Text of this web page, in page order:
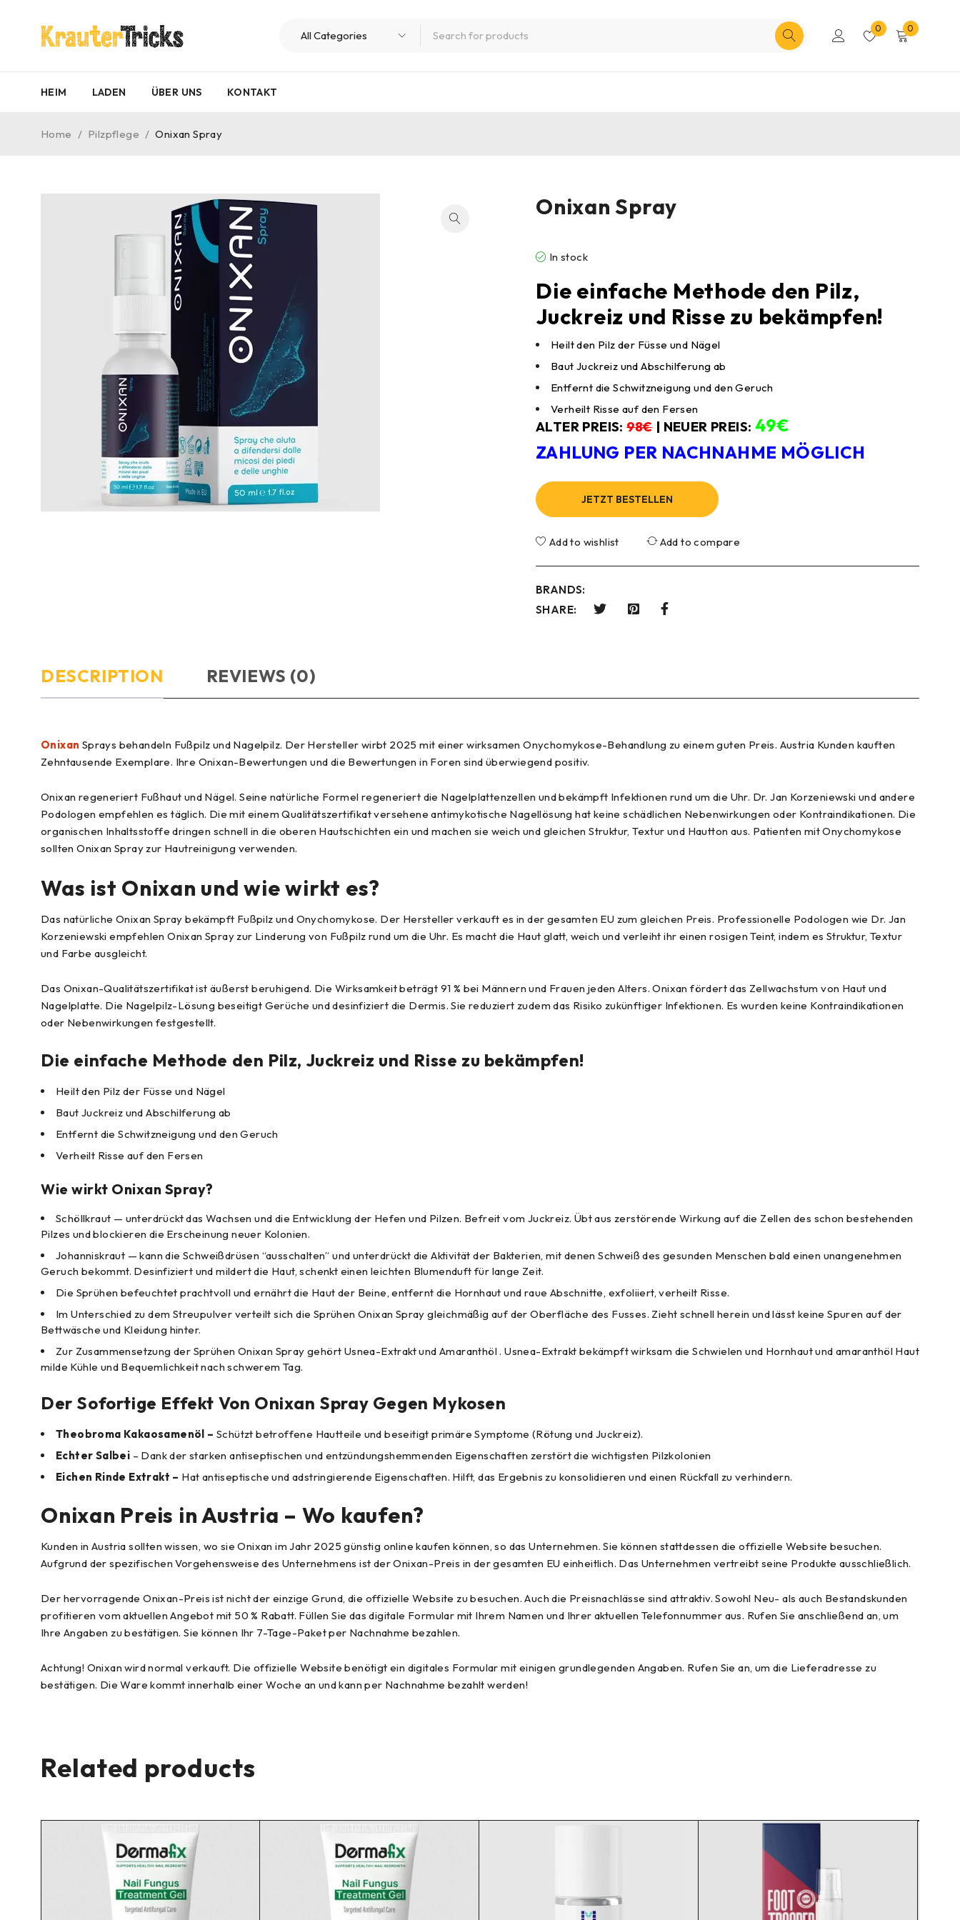
0 0
HEIM LADEN ÜBER UNS KONTAKT
Home / Pilzpflege / Onixan Spray
Onixan Spray
In stock
Die einfache Methode den Pilz,
Juckreiz und Risse zu bekämpfen!
Heilt den Pilz der Füsse und Nägel
Baut Juckreiz und Abschilferung ab
Entfernt die Schwitzneigung und den Geruch
Verheilt Risse auf den Fersen
ALTER PREIS:98€| NEUER PREIS: 49€
ZAHLUNG PER NACHNAHME MÖGLICH
JETZT BESTELLEN
Add to wishlist Add to compare
BRANDS:
SHARE:
DESCRIPTION REVIEWS (0)
Onixan Sprays behandeln Fußpilz und Nagelpilz. Der Hersteller wirbt 2025 mit einer wirksamen Onychomykose-Behandlung zu einem guten Preis. Austria Kunden kauften
Zehntausende Exemplare. Ihre Onixan-Bewertungen und die Bewertungen in Foren sind überwiegend positiv.
Onixan regeneriert Fußhaut und Nägel. Seine natürliche Formel regeneriert die Nagelplattenzellen und bekämpft Infektionen rund um die Uhr. Dr. Jan Korzeniewski und andere
Podologen empfehlen es täglich. Die mit einem Qualitätszertifikat versehene antimykotische Nagellösung hat keine schädlichen Nebenwirkungen oder Kontraindikationen. Die
organischen Inhaltsstoffe dringen schnell in die oberen Hautschichten ein und machen sie weich und gleichen Struktur, Textur und Hautton aus. Patienten mit Onychomykose
sollten Onixan Spray zur Hautreinigung verwenden.
Was ist Onixan und wie wirkt es?
Das natürliche Onixan Spray bekämpft Fußpilz und Onychomykose. Der Hersteller verkauft es in der gesamten EU zum gleichen Preis. Professionelle Podologen wie Dr. Jan
Korzeniewski empfehlen Onixan Spray zur Linderung von Fußpilz rund um die Uhr. Es macht die Haut glatt, weich und verleiht ihr einen rosigen Teint, indem es Struktur, Textur
und Farbe ausgleicht.
Das Onixan-Qualitätszertifikat ist äußerst beruhigend. Die Wirksamkeit beträgt 91 % bei Männern und Frauen jeden Alters. Onixan fördert das Zellwachstum von Haut und
Nagelplatte. Die Nagelpilz-Lösung beseitigt Gerüche und desinfiziert die Dermis. Sie reduziert zudem das Risiko zukünftiger Infektionen. Es wurden keine Kontraindikationen
oder Nebenwirkungen festgestellt.
Die einfache Methode den Pilz, Juckreiz und Risse zu bekämpfen!
Heilt den Pilz der Füsse und Nägel
Baut Juckreiz und Abschilferung ab
Entfernt die Schwitzneigung und den Geruch
Verheilt Risse auf den Fersen
Wie wirkt Onixan Spray?
Schöllkraut — unterdrückt das Wachsen und die Entwicklung der Hefen und Pilzen. Befreit vom Juckreiz. Übt aus zerstörende Wirkung auf die Zellen des schon bestehenden
Pilzes und blockieren die Erscheinung neuer Kolonien.
Johanniskraut — kann die Schweißdrüsen “ausschalten” und unterdrückt die Aktivität der Bakterien, mit denen Schweiß des gesunden Menschen bald einen unangenehmen
Geruch bekommt. Desinfiziert und mildert die Haut, schenkt einen leichten Blumenduft für lange Zeit.
Die Sprühen befeuchtet prachtvoll und ernährt die Haut der Beine, entfernt die Hornhaut und raue Abschnitte, exfoliiert, verheilt Risse.
Im Unterschied zu dem Streupulver verteilt sich die Sprühen Onixan Spray gleichmäßig auf der Oberfläche des Fusses. Zieht schnell herein und lässt keine Spuren auf der
Bettwäsche und Kleidung hinter.
Zur Zusammensetzung der Sprühen Onixan Spray gehört Usnea-Extrakt und Amaranthöl . Usnea-Extrakt bekämpft wirksam die Schwielen und Hornhaut und amaranthöl Haut
milde Kühle und Bequemlichkeit nach schwerem Tag.
Der Sofortige Effekt Von Onixan Spray Gegen Mykosen
Theobroma Kakaosamenöl – Schützt betroffene Hautteile und beseitigt primäre Symptome (Rötung und Juckreiz).
Echter Salbei – Dank der starken antiseptischen und entzündungshemmenden Eigenschaften zerstört die wichtigsten Pilzkolonien
Eichen Rinde Extrakt – Hat antiseptische und adstringierende Eigenschaften. Hilft, das Ergebnis zu konsolidieren und einen Rückfall zu verhindern.
Onixan Preis in Austria – Wo kaufen?
Kunden in Austria sollten wissen, wo sie Onixan im Jahr 2025 günstig online kaufen können, so das Unternehmen. Sie können stattdessen die offizielle Website besuchen.
Aufgrund der spezifischen Vorgehensweise des Unternehmens ist der Onixan-Preis in der gesamten EU einheitlich. Das Unternehmen vertreibt seine Produkte ausschließlich.
Der hervorragende Onixan-Preis ist nicht der einzige Grund, die offizielle Website zu besuchen. Auch die Preisnachlässe sind attraktiv. Sowohl Neu- als auch Bestandskunden
profitieren vom aktuellen Angebot mit 50 % Rabatt. Füllen Sie das digitale Formular mit Ihrem Namen und Ihrer aktuellen Telefonnummer aus. Rufen Sie anschließend an, um
Ihre Angaben zu bestätigen. Sie können Ihr 7-Tage-Paket per Nachnahme bezahlen.
Achtung! Onixan wird normal verkauft. Die offizielle Website benötigt ein digitales Formular mit einigen grundlegenden Angaben. Rufen Sie an, um die Lieferadresse zu
bestätigen. Die Ware kommt innerhalb einer Woche an und kann per Nachnahme bezahlt werden!
Related products